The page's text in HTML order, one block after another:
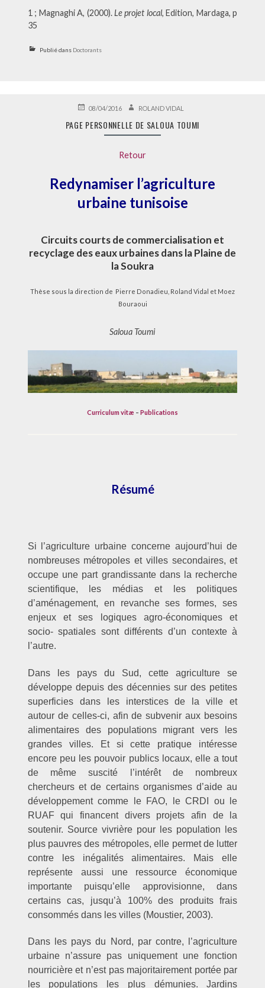
1 ; Magnaghi A, (2000). Le projet local, Edition, Mardaga, p
35
Publié dans Doctorants
PUBLIÉ08/04/2016 AUTEURROLAND VIDAL
PAGE PERSONNELLE DE SALOUA TOUMI
Retour
Redynamiser l’agriculture
urbaine tunisoise
Circuits courts de commercialisation et
recyclage des eaux urbaines dans la Plaine de
la Soukra
Thèse sous la direction de Pierre Donadieu, Roland Vidal et Moez
Bouraoui
Saloua Toumi
Curriculum vitæ – Publications
Résumé
Si l’agriculture urbaine concerne aujourd’hui de
nombreuses métropoles et villes secondaires, et
occupe une part grandissante dans la recherche
scientifique, les médias et les politiques
d’aménagement, en revanche ses formes, ses
enjeux et ses logiques agro-économiques et
socio- spatiales sont différents d’un contexte à
l’autre.
Dans les pays du Sud, cette agriculture se
développe depuis des décennies sur des petites
superficies dans les interstices de la ville et
autour de celles-ci, afin de subvenir aux besoins
alimentaires des populations migrant vers les
grandes villes. Et si cette pratique intéresse
encore peu les pouvoir publics locaux, elle a tout
de même suscité l’intérêt de nombreux
chercheurs et de certains organismes d’aide au
développement comme le FAO, le CRDI ou le
RUAF qui financent divers projets afin de la
soutenir. Source vivrière pour les population les
plus pauvres des métropoles, elle permet de lutter
contre les inégalités alimentaires. Mais elle
représente aussi une ressource économique
importante puisqu’elle approvisionne, dans
certains cas, jusqu’à 100% des produits frais
consommés dans les villes (Moustier, 2003).
Dans les pays du Nord, par contre, l’agriculture
urbaine n’assure pas uniquement une fonction
nourricière et n’est pas majoritairement portée par
les populations les plus démunies. Jardins